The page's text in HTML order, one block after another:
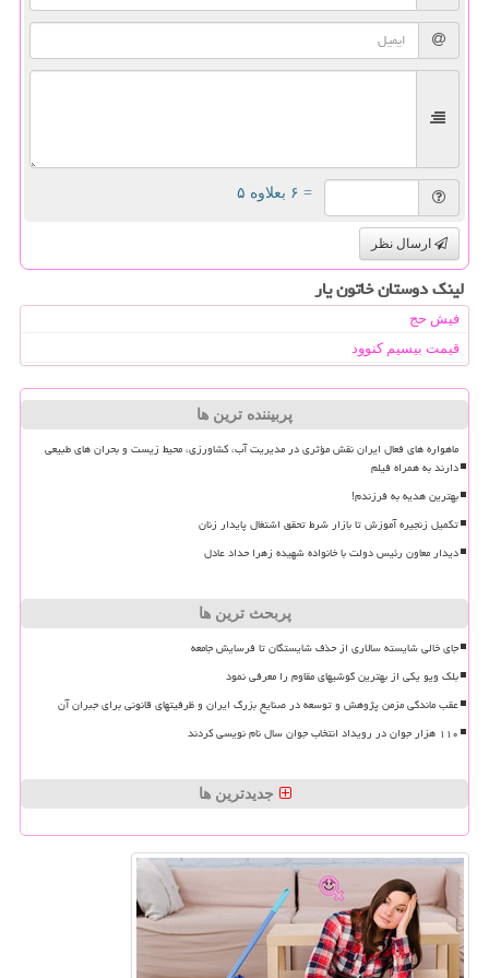
= ۶ بعلاوه ۵
ارسال نظر
لینک دوستان خاتون یار
فیش حج
قیمت بیسیم کنوود
پربیننده ترین ها
ماهواره های فعال ایران نقش مؤثری در مدیریت آب، کشاورزی، محیط زیست و بحران های طبیعی
دارند به همراه فیلم
بهترین هدیه به فرزندم!
تکمیل زنجیره آموزش تا بازار شرط تحقق اشتغال پایدار زنان
دیدار معاون رئیس دولت با خانواده شهیده زهرا حداد عادل
پربحث ترین ها
جای خالی شایسته سالاری از حذف شایستگان تا فرسایش جامعه
بلک ویو یکی از بهترین گوشیهای مقاوم را معرفی نمود
عقب ماندگی مزمن پژوهش و توسعه در صنایع بزرگ ایران و ظرفیتهای قانونی برای جبران آن
۱۱۰ هزار جوان در رویداد انتخاب جوان سال نام نویسی کردند
جدیدترین ها